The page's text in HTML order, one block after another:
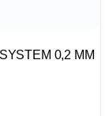
0,2 MM D